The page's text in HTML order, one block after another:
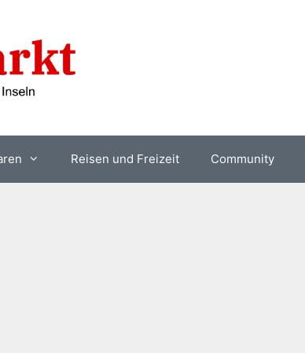
Reisen und Freizeit Community